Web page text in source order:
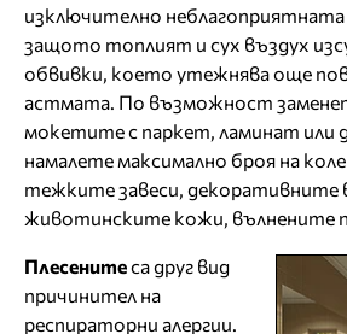
изключително неблагоприятната
защото топлият и сух въздух
обвивки, което утежнява още
астмата. По възможност
мокетите с паркет, ламинат или
намалете максимално броя на
тежките завеси, декоративните
животинските кожи, вълнените
Плесенитеса друг вид
причинител на
респираторни алергии.